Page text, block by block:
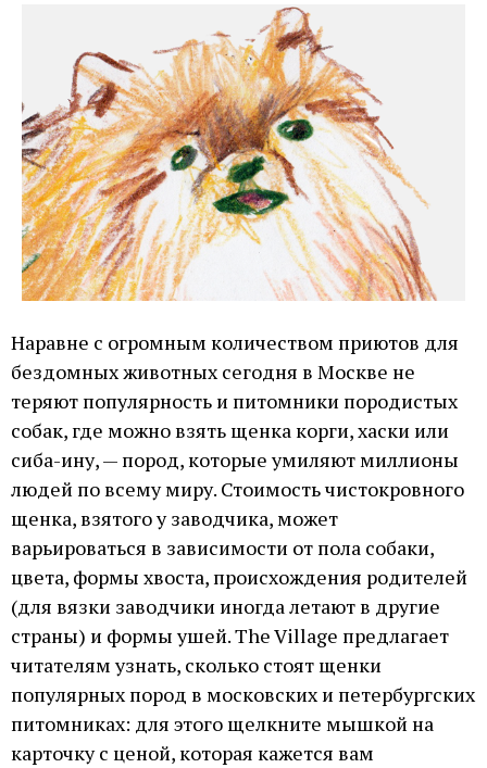
Наравне с огромным количеством приютов для
бездомных животных сегодня в Москве не
теряют популярность и питомники породистых
собак, где можно взять щенка корги, хаски или
сиба-ину, — пород, которые умиляют миллионы
людей по всему миру. Стоимость чистокровного
щенка, взятого у заводчика, может
варьироваться в зависимости от пола собаки,
цвета, формы хвоста, происхождения родителей
(для вязки заводчики иногда летают в другие
страны) и формы ушей. The Village предлагает
читателям узнать, сколько стоят щенки
популярных пород в московских и петербургских
питомниках: для этого щелкните мышкой на
карточку с ценой, которая кажется вам